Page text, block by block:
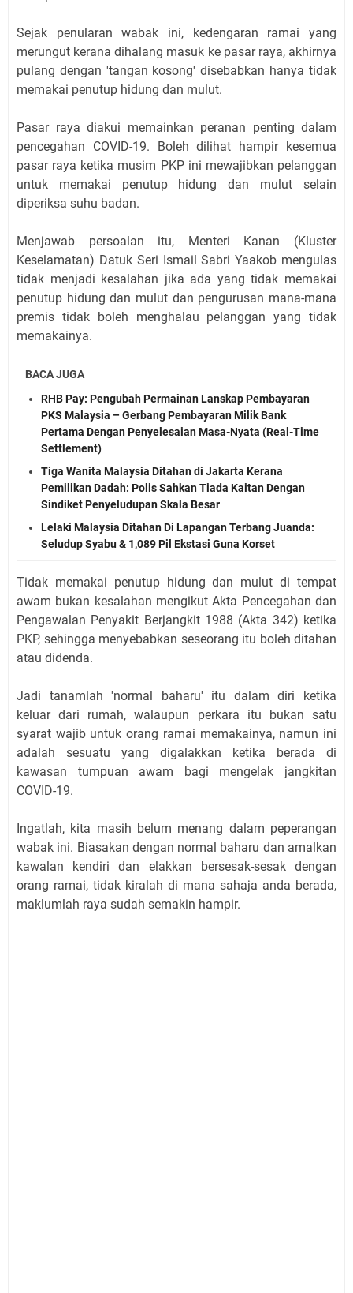
Sejak penularan wabak ini, kedengaran ramai yang
merungut kerana dihalang masuk ke pasar raya, akhirnya
pulang dengan 'tangan kosong' disebabkan hanya tidak
memakai penutup hidung dan mulut.
Pasar raya diakui memainkan peranan penting dalam
pencegahan COVID-19. Boleh dilihat hampir kesemua
pasar raya ketika musim PKP ini mewajibkan pelanggan
untuk memakai penutup hidung dan mulut selain
diperiksa suhu badan.
Menjawab persoalan itu, Menteri Kanan (Kluster
Keselamatan) Datuk Seri Ismail Sabri Yaakob mengulas
tidak menjadi kesalahan jika ada yang tidak memakai
penutup hidung dan mulut dan pengurusan mana-mana
premis tidak boleh menghalau pelanggan yang tidak
memakainya.
BACA JUGA
RHB Pay: Pengubah Permainan Lanskap Pembayaran
PKS Malaysia – Gerbang Pembayaran Milik Bank
Pertama Dengan Penyelesaian Masa-Nyata (Real-Time
Settlement)
Tiga Wanita Malaysia Ditahan di Jakarta Kerana
Pemilikan Dadah: Polis Sahkan Tiada Kaitan Dengan
Sindiket Penyeludupan Skala Besar
Lelaki Malaysia Ditahan Di Lapangan Terbang Juanda:
Seludup Syabu & 1,089 Pil Ekstasi Guna Korset
Tidak memakai penutup hidung dan mulut di tempat
awam bukan kesalahan mengikut Akta Pencegahan dan
Pengawalan Penyakit Berjangkit 1988 (Akta 342) ketika
PKP, sehingga menyebabkan seseorang itu boleh ditahan
atau didenda.
Jadi tanamlah 'normal baharu' itu dalam diri ketika
keluar dari rumah, walaupun perkara itu bukan satu
syarat wajib untuk orang ramai memakainya, namun ini
adalah sesuatu yang digalakkan ketika berada di
kawasan tumpuan awam bagi mengelak jangkitan
COVID-19.
Ingatlah, kita masih belum menang dalam peperangan
wabak ini. Biasakan dengan normal baharu dan amalkan
kawalan kendiri dan elakkan bersesak-sesak dengan
orang ramai, tidak kiralah di mana sahaja anda berada,
maklumlah raya sudah semakin hampir.